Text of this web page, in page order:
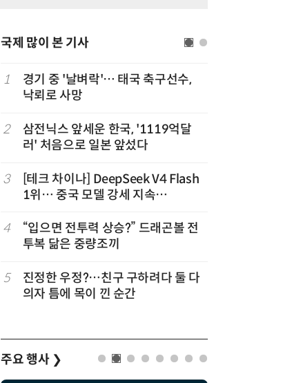
국제 많이 본 기사
1
경기 중 '날벼락'… 태국 축구선수,
낙뢰로 사망
2
삼전닉스 앞세운 한국, '1119억달
러' 처음으로 일본 앞섰다
3
[테크 차이나] DeepSeek V4 Flash
1위… 중국 모델 강세 지속
순위)
4
“입으면 전투력 상승?” 드래곤볼 전
투복 닮은 중량조끼
5
진정한 우정?…친구 구하려다 둘 다
의자 틈에 목이 낀 순간
주요 행사 ❯